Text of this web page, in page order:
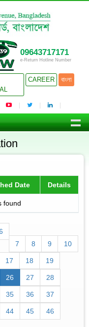
09643717171
e-Return Hotline Number
CAREER বাংলা
Date Details
found
7
8 9 10
17 18 19
26 27 28
35 36 37
44 45 46